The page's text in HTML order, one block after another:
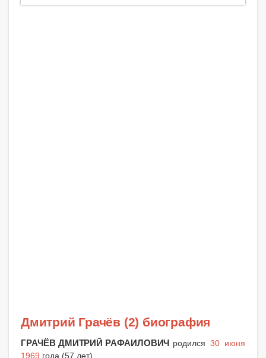
Дмитрий Грачёв (2) биография
ГРАЧЁВ ДМИТРИЙ РАФАИЛОВИЧ родился30 июня
1969 года (57 лет).